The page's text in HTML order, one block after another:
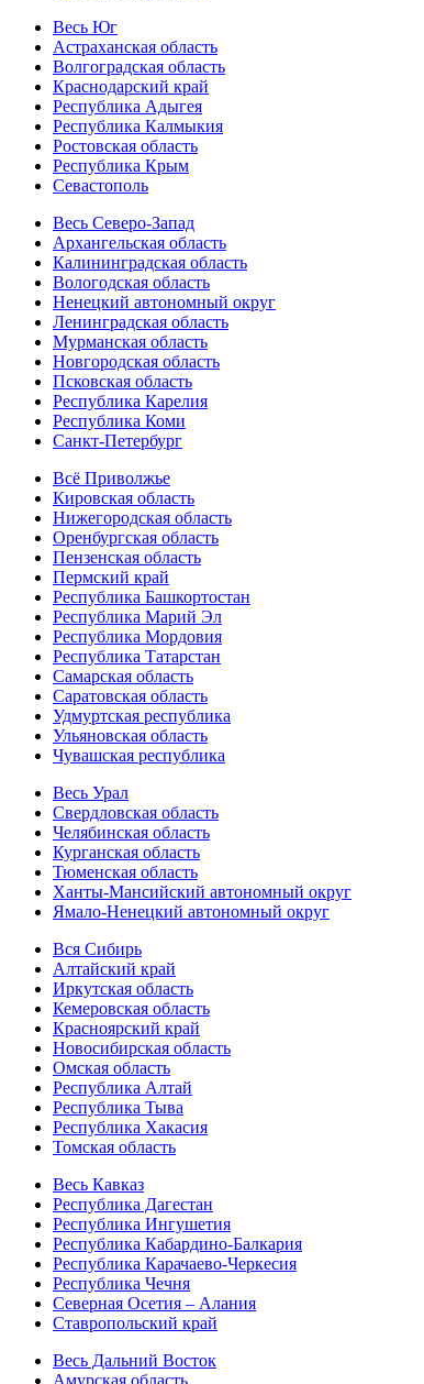
Весь Юг
Астраханская область
Волгоградская область
Краснодарский край
Республика Адыгея
Республика Калмыкия
Ростовская область
Республика Крым
Севастополь
Весь Северо-Запад
Архангельская область
Калининградская область
Вологодская область
Ненецкий автономный округ
Ленинградская область
Мурманская область
Новгородская область
Псковская область
Республика Карелия
Республика Коми
Санкт-Петербург
Всё Приволжье
Кировская область
Нижегородская область
Оренбургская область
Пензенская область
Пермский край
Республика Башкортостан
Республика Марий Эл
Республика Мордовия
Республика Татарстан
Самарская область
Саратовская область
Удмуртская республика
Ульяновская область
Чувашская республика
Весь Урал
Свердловская область
Челябинская область
Курганская область
Тюменская область
Ханты-Мансийский автономный округ
Ямало-Ненецкий автономный округ
Вся Сибирь
Алтайский край
Иркутская область
Кемеровская область
Красноярский край
Новосибирская область
Омская область
Республика Алтай
Республика Тыва
Республика Хакасия
Томская область
Весь Кавказ
Республика Дагестан
Республика Ингушетия
Республика Кабардино-Балкария
Республика Карачаево-Черкесия
Республика Чечня
Северная Осетия – Алания
Ставропольский край
Весь Дальний Восток
Амурская область